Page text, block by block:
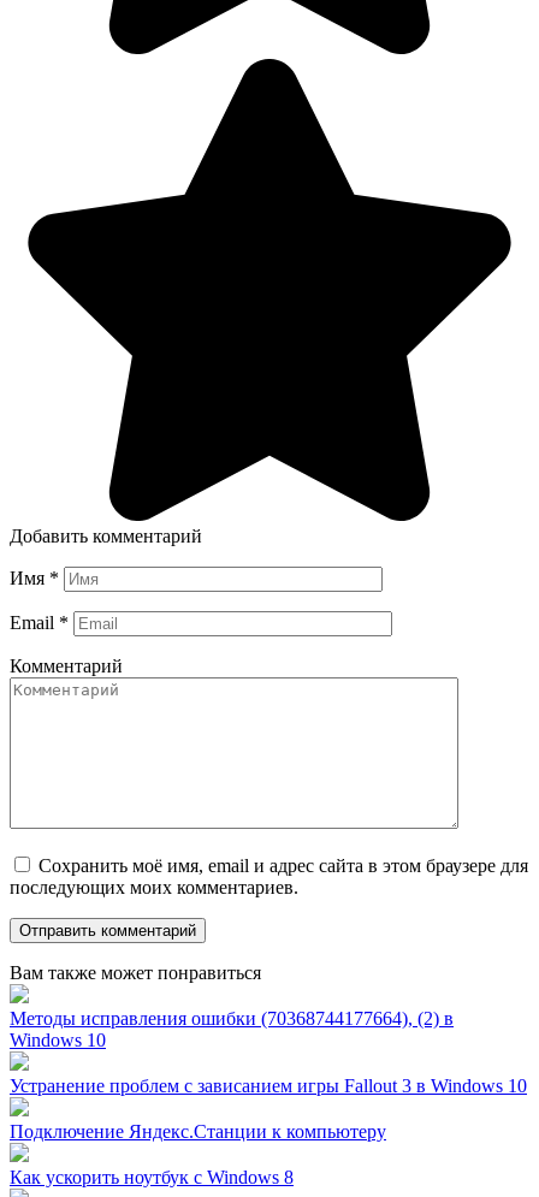
Добавить комментарий
Имя *
Email *
Комментарий
Сохранить моё имя, email и адрес сайта в этом браузере для
последующих моих комментариев.
Вам также может понравиться
Методы исправления ошибки (70368744177664), (2) в
Windows 10
Устранение проблем с зависанием игры Fallout 3 в Windows 10
Подключение Яндекс.Станции к компьютеру
Как ускорить ноутбук с Windows 8